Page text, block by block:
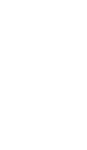
Rechtspraak.nl
Rechtspraak.nl
Rechtspraak.nl
U verlaat - U verlaat